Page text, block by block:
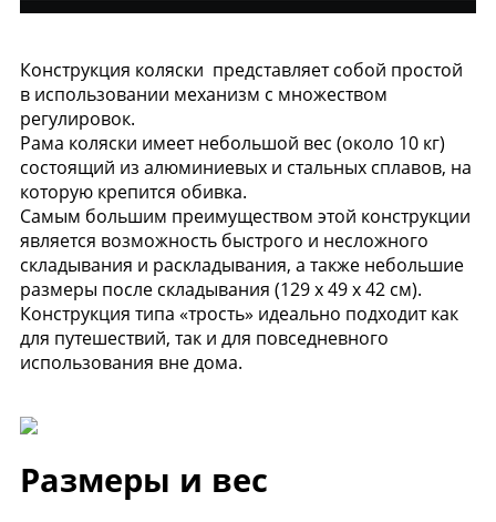
Конструкция коляски представляет собой простой
в использовании механизм с множеством
регулировок.
Рама коляски имеет небольшой вес (около 10 кг)
состоящий из алюминиевых и стальных сплавов, на
которую крепится обивка.
Самым большим преимуществом этой конструкции
является возможность быстрого и несложного
складывания и раскладывания, а также небольшие
размеры после складывания (129 x 49 x 42 см).
Конструкция типа «трость» идеально подходит как
для путешествий, так и для повседневного
использования вне дома.
Размеры и вес